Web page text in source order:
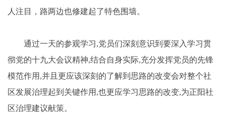
人注目，路两边也修建起了特色围墙。
通过一天的参观学习,党员们深刻意识到要深入学习贯
彻党的十九大会议精神,结合自身实际,充分发挥党员的先锋
模范作用,并且更应该深刻的了解到思路的改变会对整个社
区发展治理起到关键作用,也更应学习思路的改变,为正阳社
区治理建议献策。